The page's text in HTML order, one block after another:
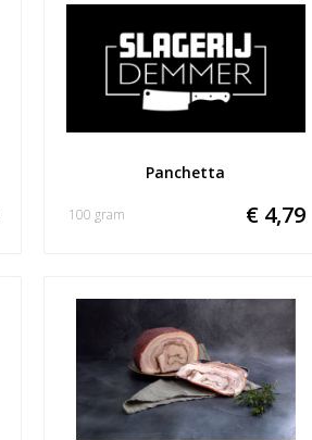
Panchetta
€ 4,79
100 gram